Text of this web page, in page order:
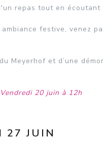
repas tout en écoutant
festive, venez
Meyerhof et d’une
20 juin à 12h
27 JUIN